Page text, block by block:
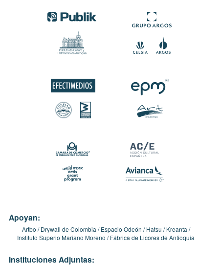
Apoyan:
Artbo Drywall de Colombia Espacio Odeón Hatsu
Kreanta
Instituto Superio Mariano Moreno
Fábrica de Licores de Antioquia
Instituciones Adjuntas: